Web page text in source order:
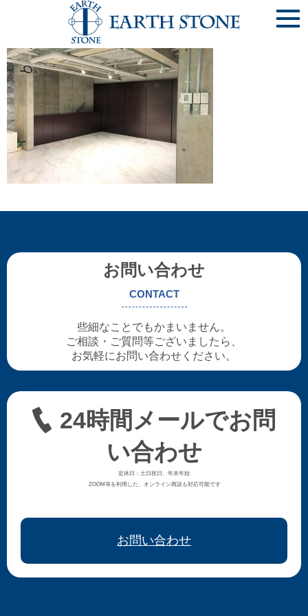
《完20200425-4》㈱今田ﾊｳｼﾞﾝｸﾞ様 (大阪市住吉区)
お問い合わせ
CONTACT
些細なことでもかまいません。
ご相談・ご質問等ございましたら、
お気軽にお問い合わせください。
24時間メールでお問
い合わせ
定休日：土日祝日、年末年始
ZOOM等を利用した、オンライン商談も対応可能です
お問い合わせ